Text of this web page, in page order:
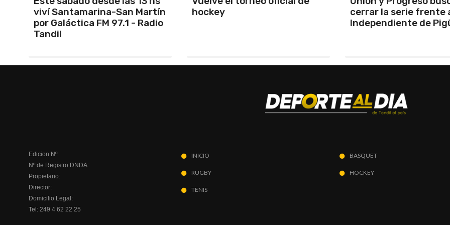
hockey
cerrar la serie frente a
URD
Edicion Nº
Nº de Registro DNDA:
Propietario:
Director:
Domicilio Legal:
Tel: 249 4 62 22 25
INICIO
RUGBY
TENIS
BASQUET
HOCKEY